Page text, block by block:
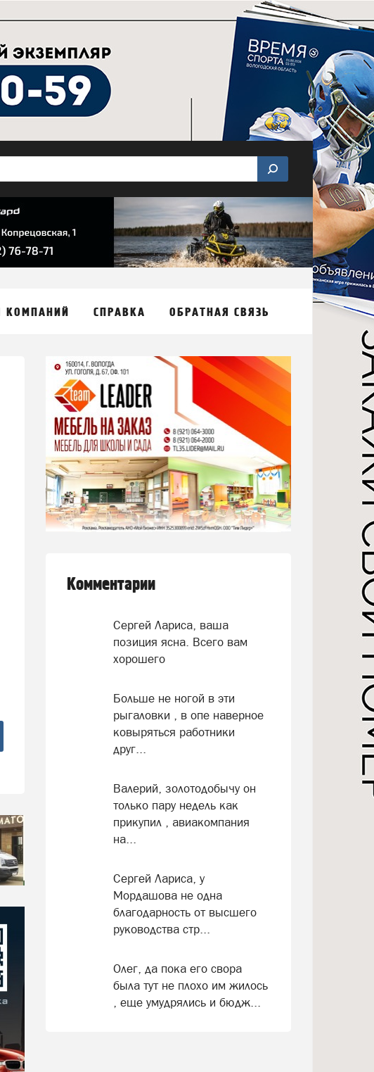
КОМПАНИЙ СПРАВКА ОБРАТНАЯ СВЯЗЬ
Комментарии
Сергей Лариса, ваша
позиция ясна. Всего вам
хорошего
Больше не ногой в эти
рыгаловки , в опе наверное
ковыряться работники
друг...
Валерий, золотодобычу он
только пару недель как
прикупил , авиакомпания
на...
Сергей Лариса, у
Мордашова не одна
благодарность от высшего
руководства стр...
Олег, да пока его свора
была тут не плохо им жилось
, еще умудрялись и бюдж...